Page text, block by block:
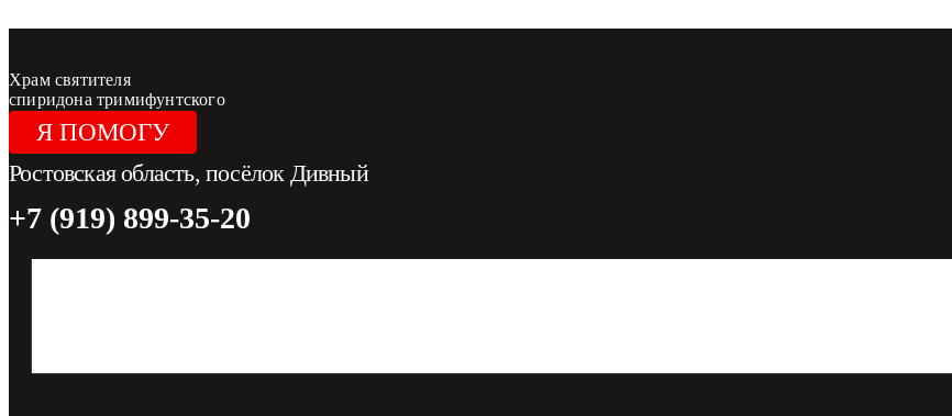
Храм святителя
спиридона тримифунтского
Я ПОМОГУ
Ростовская область, посёлок Дивный
+7 (919) 899-35-20